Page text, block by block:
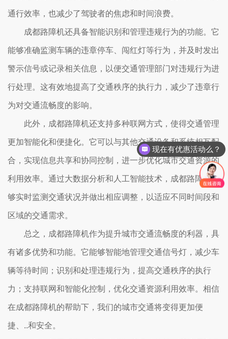
通行效率，也减少了驾驶者的焦虑和时间浪费。
成都路障机还具备智能识别和管理违规行为的功能。它
能够准确监测车辆的违章停车、闯红灯等行为，并及时发出
警示信号或记录相关信息，以便交通管理部门对违规行为进
行处理。这有效地提高了交通秩序的执行力，减少了违章行
为对交通流畅度的影响。
此外，成都路障机还支持多种联网方式，使得交通管理
更加智能化和便捷化。它可以与其他交通设备和系统相互配
合，实现信息共享和协同控制，进一步优化城市交通资源的
利用效率。通过大数据分析和人工智能技术，成都路障机能
够实时监测交通状况并做出相应调整，以适应不同时间段和
区域的交通需求。
总之，成都路障机作为提升城市交通流畅度的利器，具
有诸多优势和功能。它能够智能地管理交通信号灯，减少车
辆等待时间；识别和处理违规行为，提高交通秩序的执行
力；支持联网和智能化控制，优化交通资源利用效率。相信
在成都路障机的帮助下，我们的城市交通将变得更加便
捷、..和安全。
现在有优惠活动么？